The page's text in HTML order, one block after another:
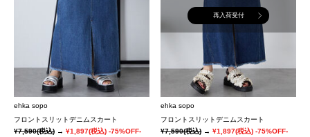
ehka sopo
フロントスリットデニムスカート
¥7,590(税込) → ¥1,897(税込) -75%OFF-
再入荷受付
ehka sopo
フロントスリットデニムスカート
¥7,590(税込)→¥1,897(税込) -75%OFF-